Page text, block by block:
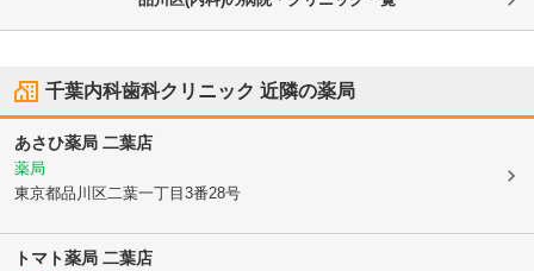
千葉内科歯科クリニック 近隣の薬局
あさひ薬局 二葉店
薬局
東京都品川区二葉一丁目3番28号
トマト薬局 二葉店